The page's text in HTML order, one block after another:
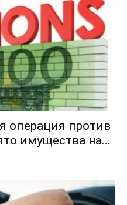
операция против
имущества на...